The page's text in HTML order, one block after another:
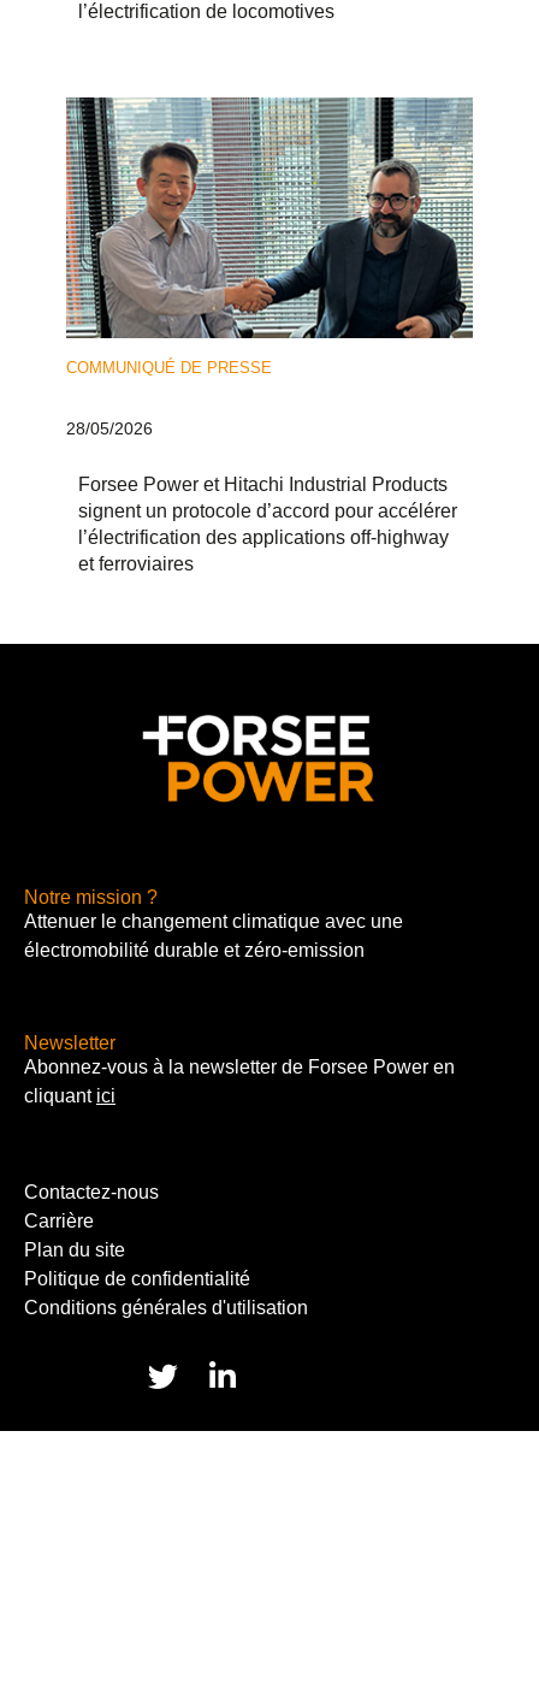
l’électrification de locomotives
COMMUNIQUÉ DE PRESSE
28/05/2026
Forsee Power et Hitachi Industrial Products
signent un protocole d’accord pour accélérer
l’électrification des applications off-highway
et ferroviaires
Notre mission ?
Attenuer le changement climatique avec une
électromobilité durable et zéro-emission
Newsletter
Abonnez-vous à la newsletter de Forsee Power en
cliquant ici
Contactez-nous
Carrière
Plan du site
Politique de confidentialité
Conditions générales d'utilisation